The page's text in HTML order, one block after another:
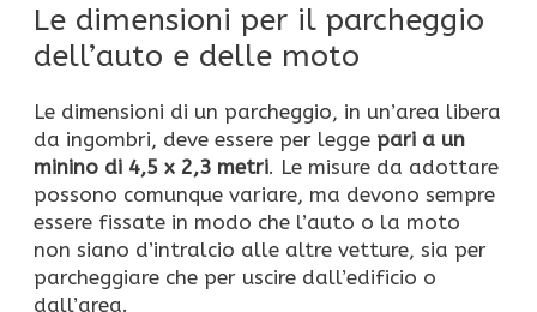
Le dimensioni per il parcheggio
dell’auto e delle moto
Le dimensioni di un parcheggio, in un’area libera
da ingombri, deve essere per legge pari a un
minino di 4,5 x 2,3 metri. Le misure da adottare
possono comunque variare, ma devono sempre
essere fissate in modo che l’auto o la moto
non siano d’intralcio alle altre vetture, sia per
parcheggiare che per uscire dall’edificio o
dall’area.